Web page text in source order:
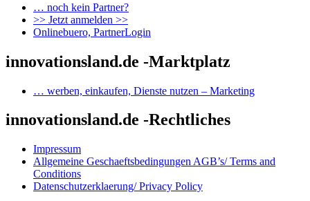
… noch kein Partner?
>> Jetzt anmelden >>
Onlinebuero, PartnerLogin
innovationsland.de -Marktplatz
… werben, einkaufen, Dienste nutzen – Marketing
innovationsland.de -Rechtliches
Impressum
Allgemeine Geschaeftsbedingungen AGB’s/ Terms and
Conditions
Datenschutzerklaerung/ Privacy Policy